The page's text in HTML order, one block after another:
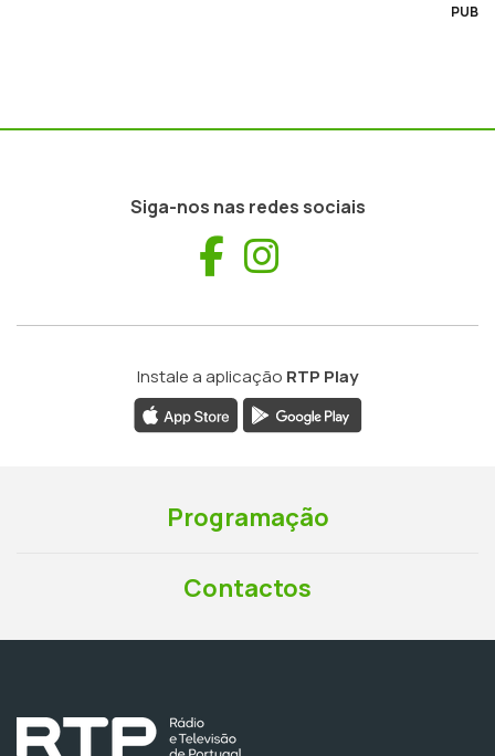
PUB
Siga-nos nas redes sociais
Facebook
Instale a aplicação RTP Play
Programação
Contactos